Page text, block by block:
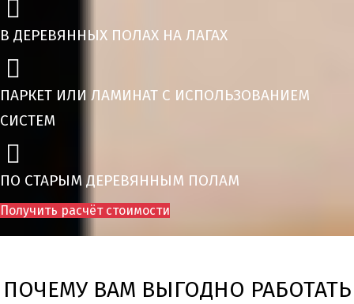
В ДЕРЕВЯННЫХ ПОЛАХ НА ЛАГАХ
ПАРКЕТ ИЛИ ЛАМИНАТ С ИСПОЛЬЗОВАНИЕМ
СИСТЕМ
ПО СТАРЫМ ДЕРЕВЯННЫМ ПОЛАМ
Получить расчёт стоимости
ПОЧЕМУ ВАМ ВЫГОДНО РАБОТАТЬ